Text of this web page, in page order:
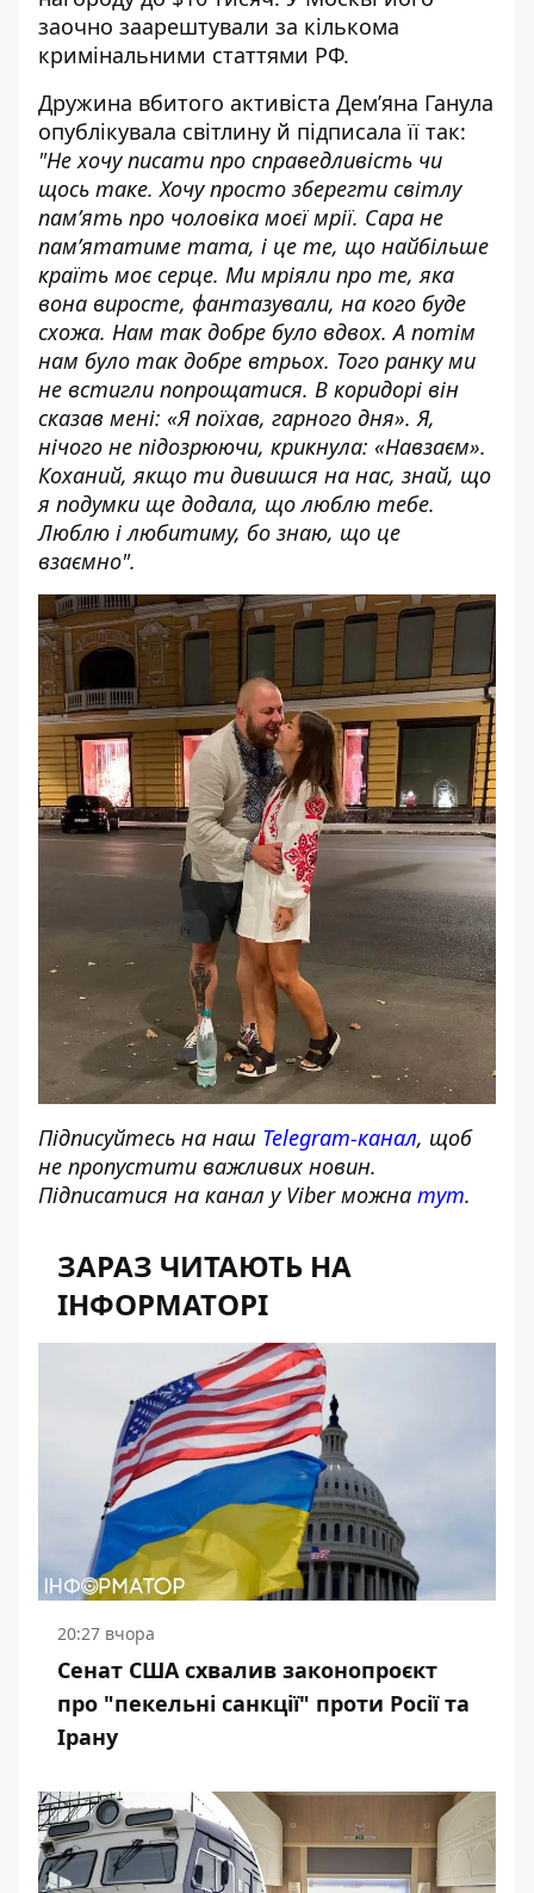
заочно заарештували за кількома
кримінальними статтями РФ.
Дружина вбитого активіста Демʼяна Ганула
опублікувала світлину й підписала її так:
"Не хочу писати про справедливість чи
щось таке. Хочу просто зберегти світлу
памʼять про чоловіка моєї мрії. Сара не
памʼятатиме тата, і це те, що найбільше
країть моє серце. Ми мріяли про те, яка
вона виросте, фантазували, на кого буде
схожа. Нам так добре було вдвох. А потім
нам було так добре втрьох. Того ранку ми
не встигли попрощатися. В коридорі він
сказав мені: «Я поїхав, гарного дня». Я,
нічого не підозрюючи, крикнула: «Навзаєм».
Коханий, якщо ти дивишся на нас, знай, що
я подумки ще додала, що люблю тебе.
Люблю і любитиму, бо знаю, що це
взаємно".
Підписуйтесь на наш Telegram-канал, щоб
не пропустити важливих новин.
Підписатися на канал у Viber можна тут.
ЗАРАЗ ЧИТАЮТЬ НА
ІНФОРМАТОРІ
20:27 вчора
Сенат США схвалив законопроєкт
про "пекельні санкції" проти Росії та
Ірану